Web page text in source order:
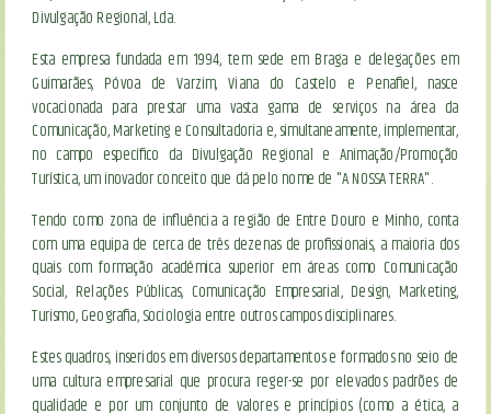
Divulgação Regional, Lda.
Esta empresa fundada em 1994, tem sede em Braga e delegações em
Guimarães, Póvoa de Varzim, Viana do Castelo e Penafiel, nasce
vocacionada para prestar uma vasta gama de serviços na área da
Comunicação, Marketing e Consultadoria e, simultaneamente, implementar,
no campo específico da Divulgação Regional e Animação/Promoção
Turística, um inovador conceito que dá pelo nome de "A NOSSA TERRA".
Tendo como zona de influência a região de Entre Douro e Minho, conta
com uma equipa de cerca de três dezenas de profissionais, a maioria dos
quais com formação académica superior em áreas como Comunicação
Social, Relações Públicas, Comunicação Empresarial, Design, Marketing,
Turismo, Geografia, Sociologia entre outros campos disciplinares.
Estes quadros, inseridos em diversos departamentos e formados no seio de
uma cultura empresarial que procura reger-se por elevados padrões de
qualidade e por um conjunto de valores e princípios (como a ética, a